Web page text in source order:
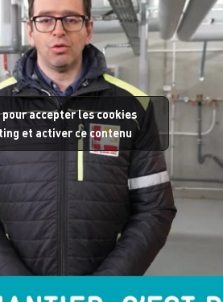
accepter les cookies
et activer ce contenu